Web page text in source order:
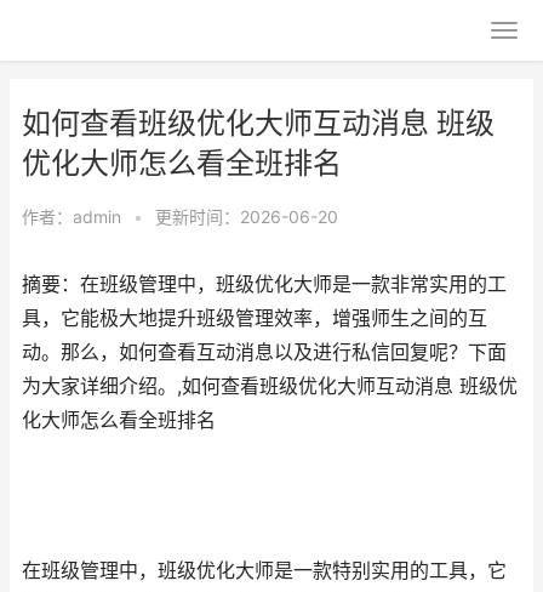
如何查看班级优化大师互动消息 班级
优化大师怎么看全班排名
作者： admin • 更新时间：2026-06-20
摘要：在班级管理中，班级优化大师是一款非常实用的工
具，它能极大地提升班级管理效率，增强师生之间的互
动。那么，如何查看互动消息以及进行私信回复呢？下面
为大家详细介绍。,如何查看班级优化大师互动消息 班级优
化大师怎么看全班排名
在班级管理中，班级优化大师是一款特别实用的工具，它